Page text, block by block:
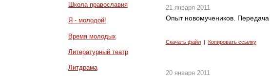
Школа православия
Я - молодой!
Время молодых
Литературный театр
Литдрама
21 января 2011
Опыт новомучеников.
Скачать файл| Копировать ссылку
20 января 2011